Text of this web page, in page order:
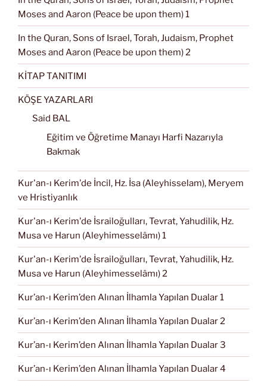
Moses and Aaron (Peace be upon them) 1
In the Quran, Sons of Israel, Torah, Judaism, Prophet
Moses and Aaron (Peace be upon them) 2
KİTAP TANITIMI
KÖŞE YAZARLARI
Said BAL
Eğitim ve Öğretime Manayı Harfi Nazarıyla
Bakmak
Kur'an-ı Kerim'de İncil, Hz. İsa (Aleyhisselam), Meryem
ve Hristiyanlık
Kur'an-ı Kerim'de İsrailoğulları, Tevrat, Yahudilik, Hz.
Musa ve Harun (Aleyhimesselâmı) 1
Kur'an-ı Kerim'de İsrailoğulları, Tevrat, Yahudilik, Hz.
Musa ve Harun (Aleyhimesselâmı) 2
Kur’an-ı Kerim’den Alınan İlhamla Yapılan Dualar 1
Kur’an-ı Kerim’den Alınan İlhamla Yapılan Dualar 2
Kur’an-ı Kerim’den Alınan İlhamla Yapılan Dualar 3
Kur’an-ı Kerim’den Alınan İlhamla Yapılan Dualar 4